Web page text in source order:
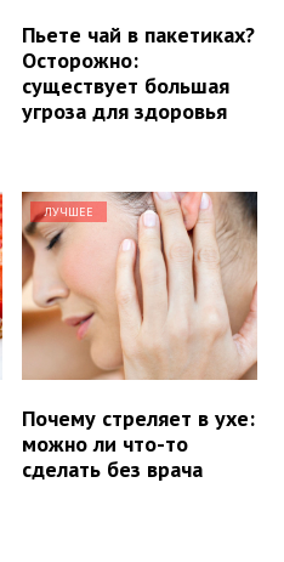
Пьете чай в пакетиках?
Осторожно:
существует большая
угроза для здоровья
ЛУЧШЕЕ
Почему стреляет в ухе:
можно ли что-то
сделать без врача